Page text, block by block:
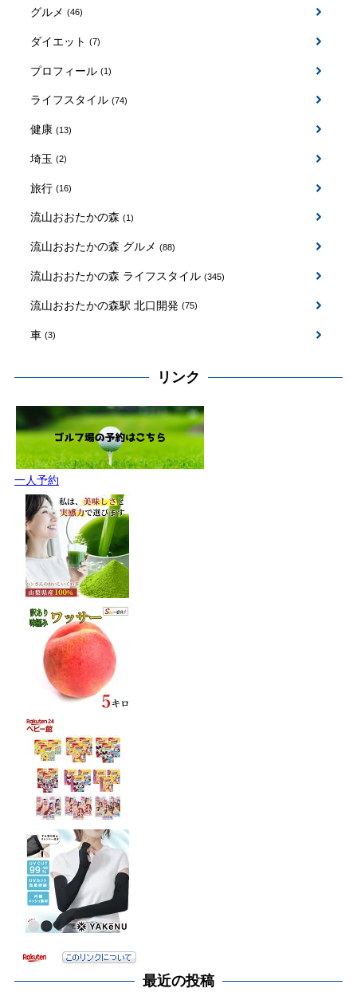
グルメ (46)
ダイエット (7)
プロフィール (1)
ライフスタイル (74)
健康 (13)
埼玉 (2)
旅行 (16)
流山おおたかの森 (1)
流山おおたかの森 グルメ (88)
流山おおたかの森 ライフスタイル (345)
流山おおたかの森駅 北口開発 (75)
車 (3)
リンク
一人予約
最近の投稿